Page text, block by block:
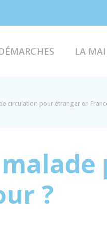
LA
circulation pour étranger en
?